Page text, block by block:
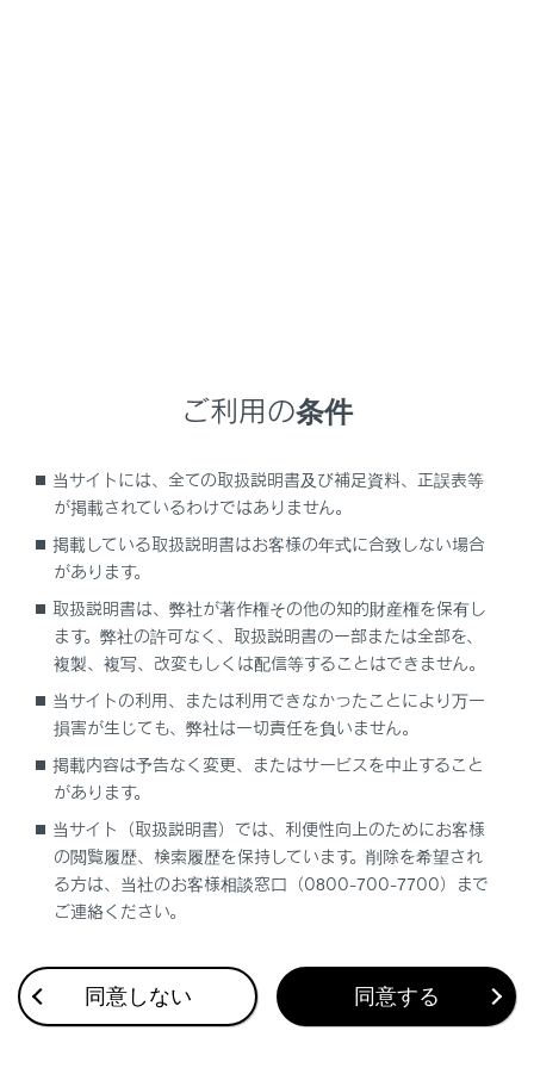
車の現在地の表示
地図のスケール（縮尺）の切りかえ
地図の向きの切りかえ
地図の動かし方
合わせて見られているページ
VICS・交通情報
付録
ご利用の条件
当サイトには、全ての取扱説明書及び補足資料、正誤表等
が掲載されているわけではありません。
掲載している取扱説明書はお客様の年式に合致しない場合
があります。
取扱説明書は、弊社が著作権その他の知的財産権を保有し
ます。弊社の許可なく、取扱説明書の一部または全部を、
複製、複写、改変もしくは配信等することはできません。
当サイトの利用、または利用できなかったことにより万一
損害が生じても、弊社は一切責任を負いません。
掲載内容は予告なく変更、またはサービスを中止すること
があります。
当サイト（取扱説明書）では、利便性向上のためにお客様
の閲覧履歴、検索履歴を保持しています。削除を希望され
る方は、当社のお客様相談窓口（0800-700-7700）まで
ご連絡ください。
同意しない 同意する